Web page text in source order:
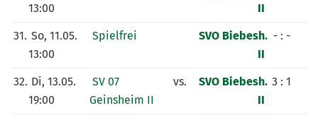
13:00
II
31. So, 11.05.
13:00
Spielfrei
SVO Biebesh.
II
- : -
32. Di, 13.05.
19:00
SV 07
Geinsheim II
vs.
SVO Biebesh.
II
3 : 1